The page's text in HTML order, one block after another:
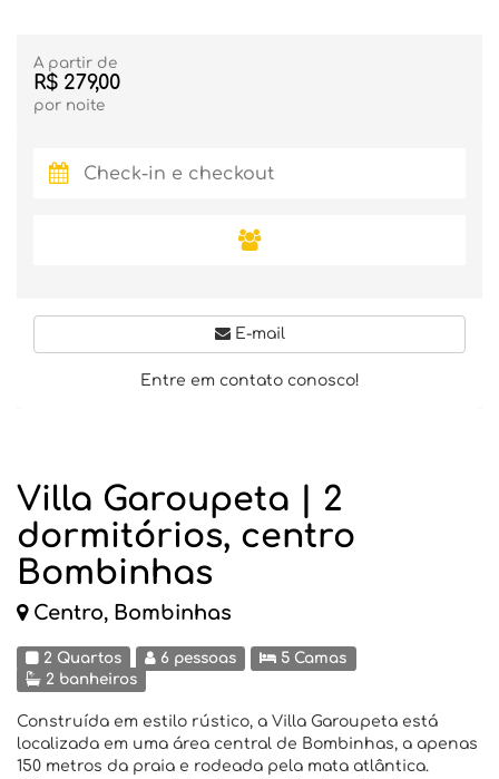
Villa Garoupeta | 2
dormitórios, centro
Bombinhas
Centro, Bombinhas
2 Quartos 6 pessoas
5 Camas
2 banheiros
Construída em estilo rústico, a Villa Garoupeta está
localizada em uma área central de Bombinhas, a apenas
150 metros da praia e rodeada pela mata atlântica.
A partir de
R$ 279,00
por noite
E-mail
Entre em contato conosco!